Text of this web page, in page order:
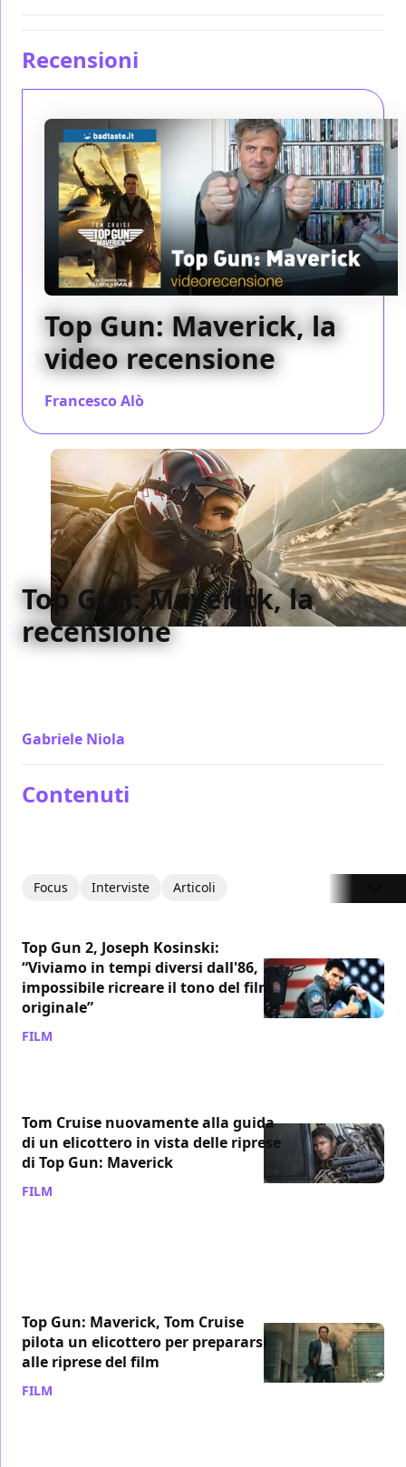
Recensioni
Top Gun: Maverick, la
video recensione
Francesco Alò
Top Gun: Maverick, la
recensione
Gabriele Niola
Contenuti
Focus Interviste Articoli
Top Gun 2, Joseph Kosinski:
“Viviamo in tempi diversi dall'86,
impossibile ricreare il tono del film
originale”
FILM
Tom Cruise nuovamente alla guida
di un elicottero in vista delle riprese
di Top Gun: Maverick
FILM
Top Gun: Maverick, Tom Cruise
pilota un elicottero per prepararsi
alle riprese del film
FILM